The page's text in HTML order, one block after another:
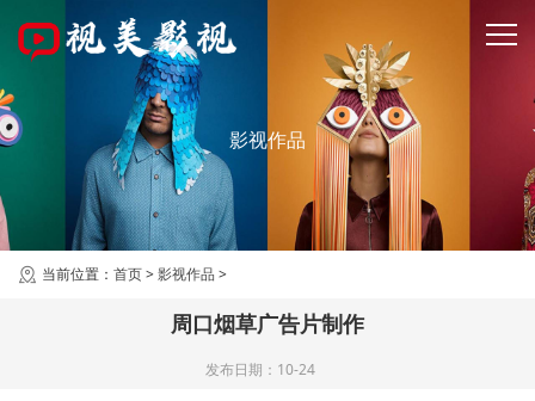
影视作品
当前位置： 首页>影视作品 >
周口烟草广告片制作
发布日期：10-24